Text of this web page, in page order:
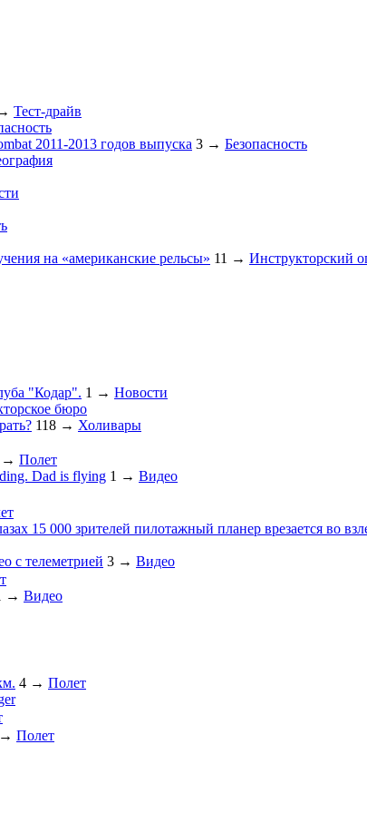
Тест-драйв
2011-2013 годов выпуска 3 → Безопасность
на «американские рельсы» 11 → Инструкторский
"Кодар". 1 → Новости
бюро
118 → Холивары
→ Полет
Dad is flying 1 → Видео
15 000 зрителей пилотажный планер врезается во
с телеметрией 3 → Видео
→ Видео
4 → Полет
→ Полет